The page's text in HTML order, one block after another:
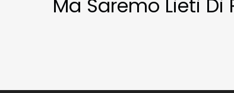
Ma Saremo Lieti Di